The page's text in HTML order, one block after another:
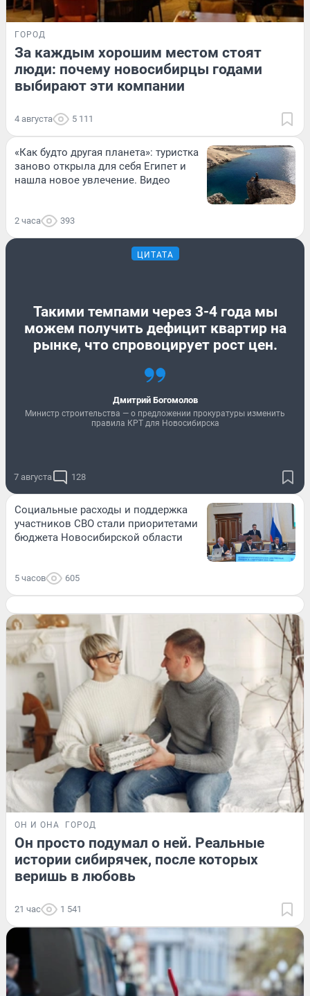
ГОРОД
За каждым хорошим местом стоят
люди: почему новосибирцы годами
выбирают эти компании
4 августа 5 111
«Как будто другая планета»: туристка
заново открыла для себя Египет и
нашла новое увлечение. Видео
2 часа 393
ЦИТАТА
Такими темпами через 3-4 года мы
можем получить дефицит квартир на
рынке, что спровоцирует рост цен.
Дмитрий Богомолов
Министр строительства — о предложении прокуратуры изменить
правила КРТ для Новосибирска
7 августа 128
Социальные расходы и поддержка
участников СВО стали приоритетами
бюджета Новосибирской области
5 часов 605
ОН И ОНА ГОРОД
Он просто подумал о ней. Реальные
истории сибирячек, после которых
веришь в любовь
21 час 1 541